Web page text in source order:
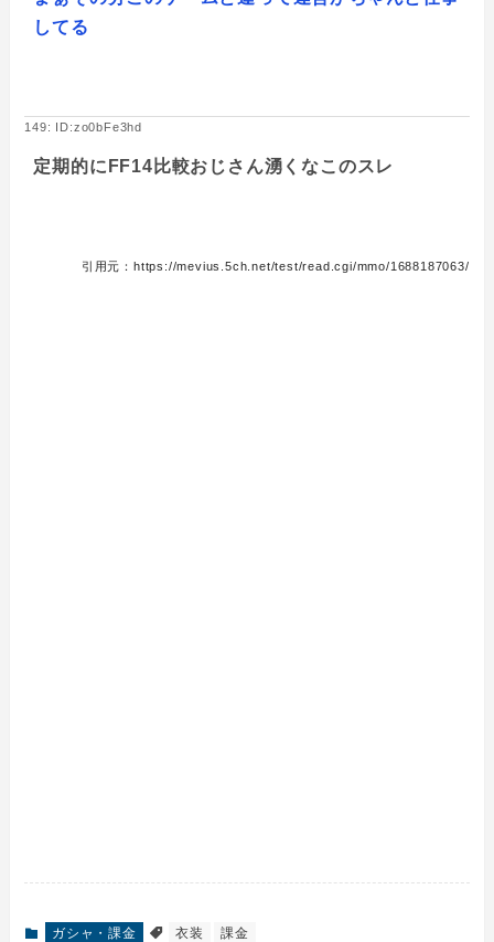
してる
149: ID:zo0bFe3hd
定期的にFF14比較おじさん湧くなこのスレ
引用元：https://mevius.5ch.net/test/read.cgi/mmo/1688187063/
ガシャ・課金 衣装 課金